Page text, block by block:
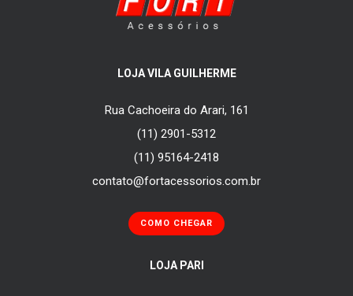
LOJA VILA GUILHERME
Rua Cachoeira do Arari, 161
(11) 2901-5312
(11) 95164-2418
contato@fortacessorios.com.br
COMO CHEGAR
LOJA PARI